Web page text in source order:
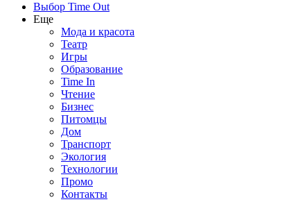
Выбор Time Out
Еще
Мода и красота
Театр
Игры
Образование
Time In
Чтение
Бизнес
Питомцы
Дом
Транспорт
Экология
Технологии
Промо
Контакты